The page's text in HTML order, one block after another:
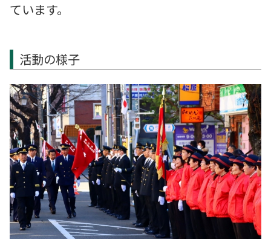
ています。
活動の様子